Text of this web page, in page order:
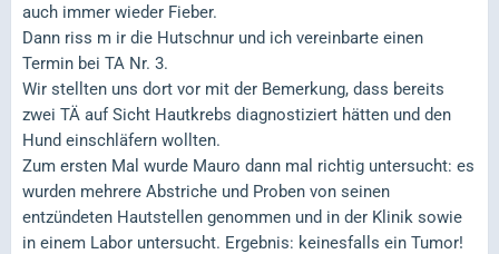
auch immer wieder Fieber.
Dann riss m ir die Hutschnur und ich vereinbarte einen
Termin bei TA Nr. 3.
Wir stellten uns dort vor mit der Bemerkung, dass bereits
zwei TÄ auf Sicht Hautkrebs diagnostiziert hätten und den
Hund einschläfern wollten.
Zum ersten Mal wurde Mauro dann mal richtig untersucht: es
wurden mehrere Abstriche und Proben von seinen
entzündeten Hautstellen genommen und in der Klinik sowie
in einem Labor untersucht. Ergebnis: keinesfalls ein Tumor!